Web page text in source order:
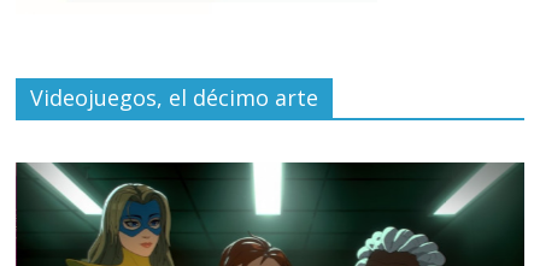
Videojuegos, el décimo arte